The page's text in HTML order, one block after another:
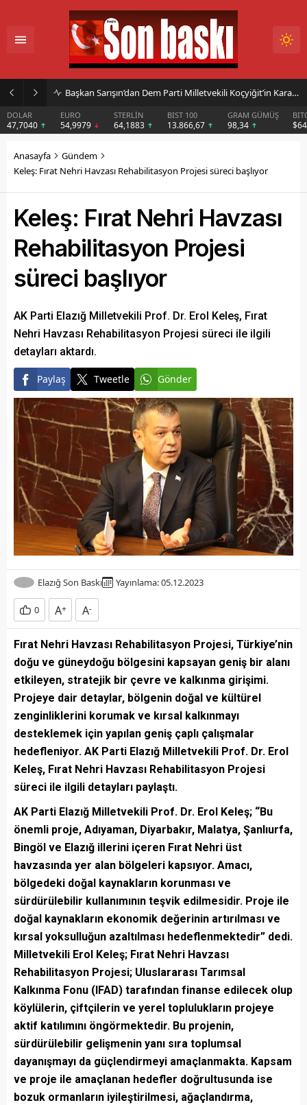
Başkan Sarışın’dan Dem Parti Milletvekili Koçyiğit’in Karakoçan’daki Konuşmasına Sert Tepki
DOLAR
47,7040
EURO
54,9979
STERLİN
64,1883
BIST 100
13.866,67
GRAM GÜMÜŞ
98,34
Anasayfa
Gündem
Keleş: Fırat Nehri Havzası Rehabilitasyon Projesi süreci başlıyor
Keleş: Fırat Nehri Havzası
Rehabilitasyon Projesi
süreci başlıyor
AK Parti Elazığ Milletvekili Prof. Dr. Erol Keleş, Fırat
Nehri Havzası Rehabilitasyon Projesi süreci ile ilgili
detayları aktardı.
Paylaş Tweetle Gönder
Elazığ Son Baskı Yayınlama: 05.12.2023
0 A+ A-
Fırat Nehri Havzası Rehabilitasyon Projesi, Türkiye’nin
doğu ve güneydoğu bölgesini kapsayan geniş bir alanı
etkileyen, stratejik bir çevre ve kalkınma girişimi.
Projeye dair detaylar, bölgenin doğal ve kültürel
zenginliklerini korumak ve kırsal kalkınmayı
desteklemek için yapılan geniş çaplı çalışmalar
hedefleniyor. AK Parti Elazığ Milletvekili Prof. Dr. Erol
Keleş, Fırat Nehri Havzası Rehabilitasyon Projesi
süreci ile ilgili detayları paylaştı.
AK Parti Elazığ Milletvekili Prof. Dr. Erol Keleş; “Bu
önemli proje, Adıyaman, Diyarbakır, Malatya, Şanlıurfa,
Bingöl ve Elazığ illerini içeren Fırat Nehri üst
havzasında yer alan bölgeleri kapsıyor. Amacı,
bölgedeki doğal kaynakların korunması ve
sürdürülebilir kullanımının teşvik edilmesidir. Proje ile
doğal kaynakların ekonomik değerinin artırılması ve
kırsal yoksulluğun azaltılması hedeflenmektedir” dedi.
Milletvekili Erol Keleş; Fırat Nehri Havzası
Rehabilitasyon Projesi; Uluslararası Tarımsal
Kalkınma Fonu (IFAD) tarafından finanse edilecek olup
köylülerin, çiftçilerin ve yerel toplulukların projeye
aktif katılımını öngörmektedir. Bu projenin,
sürdürülebilir gelişmenin yanı sıra toplumsal
dayanışmayı da güçlendirmeyi amaçlanmakta. Kapsam
ve proje ile amaçlanan hedefler doğrultusunda ise
bozuk ormanların iyileştirilmesi, ağaçlandırma,